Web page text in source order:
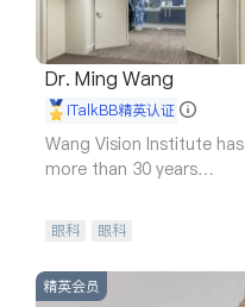
Dr. Ming Wang
iTalkBB精英认证
Wang Vision Institute has
more than 30 years
眼科 眼科
精英会员